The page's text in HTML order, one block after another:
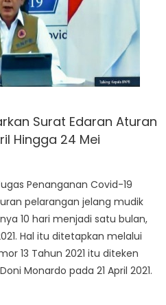
Surat Edaran Aturan
Hingga 24 Mei
Penanganan Covid-19
pelarangan jelang mudik
10 hari menjadi satu bulan,
Hal itu ditetapkan melalui
13 Tahun 2021 itu diteken
Monardo pada 21 April 2021.